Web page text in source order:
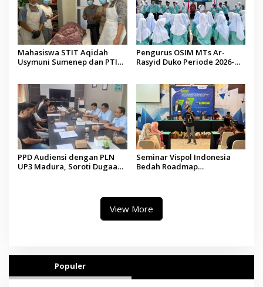
Mahasiswa STIT Aqidah
Usymuni Sumenep dan PTIQ
Pengurus OSIM MTs Ar-
Rasyid Duko Periode 2026-
PPD Audiensi dengan PLN
UP3 Madura, Soroti Dugaan
Seminar Vispol Indonesia
Bedah Roadmap
Jadi Kunci
View More
Populer